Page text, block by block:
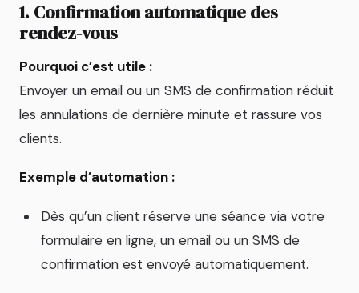
1. Confirmation automatique des
rendez-vous
Pourquoi c’est utile :
Envoyer un email ou un SMS de confirmation réduit
les annulations de dernière minute et rassure vos
clients.
Exemple d’automation :
Dès qu’un client réserve une séance via votre
formulaire en ligne, un email ou un SMS de
confirmation est envoyé automatiquement.